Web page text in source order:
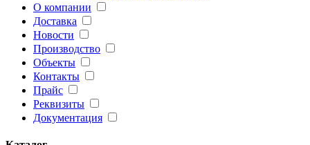
О компании
Доставка
Новости
Производство
Объекты
Контакты
Прайс
Реквизиты
Документация